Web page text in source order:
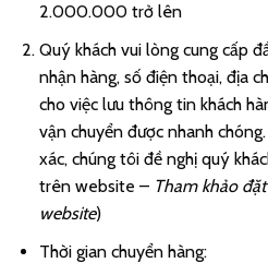
2.000.000 trở lên
Quý khách vui lòng cung cấp
nhận hàng, số điện thoại, địa
cho việc lưu thông tin khách
vận chuyển được nhanh
xác, chúng tôi đề nghị quý
trên website – Tham khảo
website)
Thời gian chuyển hàng: